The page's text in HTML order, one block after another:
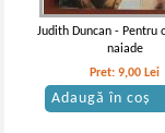
Judith Duncan - Pentru
naiade
Pret:9,00 Lei
Adaugă în coș